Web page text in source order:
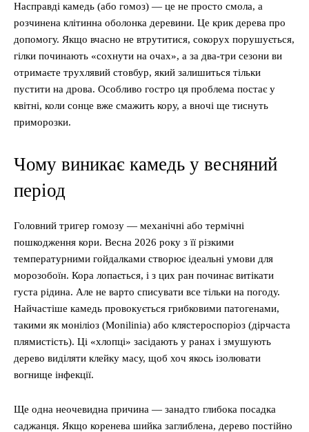
Насправді камедь (або гомоз) — це не просто смола, а
розчинена клітинна оболонка деревини. Це крик дерева про
допомогу. Якщо вчасно не втрутитися, сокорух порушується,
гілки починають «сохнути на очах», а за два-три сезони ви
отримаєте трухлявий стовбур, який залишиться тільки
пустити на дрова. Особливо гостро ця проблема постає у
квітні, коли сонце вже смажить кору, а вночі ще тиснуть
приморозки.
Чому виникає камедь у весняний
період
Головний тригер гомозу — механічні або термічні
пошкодження кори. Весна 2026 року з її різкими
температурними гойдалками створює ідеальні умови для
морозобоїн. Кора лопається, і з цих ран починає витікати
густа рідина. Але не варто списувати все тільки на погоду.
Найчастіше камедь провокується грибковими патогенами,
такими як моніліоз (Monilinia) або клястероспоріоз (дірчаста
плямистість). Ці «хлопці» засідають у ранах і змушують
дерево виділяти клейку масу, щоб хоч якось ізолювати
вогнище інфекції.
Ще одна неочевидна причина — занадто глибока посадка
саджанця. Якщо коренева шийка заглиблена, дерево постійно